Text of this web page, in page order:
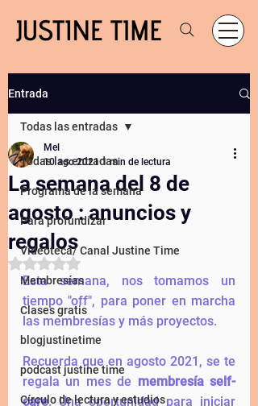
Entrada
Todas las entradas
Programa de la semana
Para profundizar
Videoteca/ Canal Justine Time
Membresías
Clases gratis
blogjustinetime
podcast justine time
Círculo de lectura y estudios
Todas las entradas
La semana del 8 de
agosto : anuncios y
regalos
Mel
10 ago 2021 1 min de lectura
Obtuvo NaN de 5 estrellas.
Esta semana, nos tomamos un
tiempo "off", para poner en marcha
las membresías y más proyectos.
Recuerda que en agosto 2021, se te
regala un mes de membresía self-
care. Una oportunidad para iniciar